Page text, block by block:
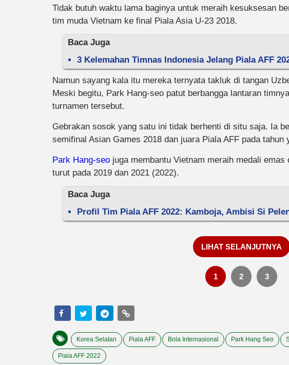
Tidak butuh waktu lama baginya untuk meraih kesuksesan
tim muda Vietnam ke final Piala Asia U-23 2018.
Baca Juga
3 Kelemahan Timnas Indonesia Jelang Piala AFF
Namun sayang kala itu mereka ternyata takluk di tangan
Meski begitu, Park Hang-seo patut berbangga lantaran
turnamen tersebut.
Gebrakan sosok yang satu ini tidak berhenti di situ saja. Ia
semifinal Asian Games 2018 dan juara Piala AFF pada tahun
Park Hang-seo juga membantu Vietnam meraih medali
turut pada 2019 dan 2021 (2022).
Baca Juga
Profil Tim Piala AFF 2022: Kamboja, Ambisi Si
LIHAT SELANJUTNYA
1 2 3
Korea Selatan Piala AFF Bola Internasional Park Hang Seo
Piala AFF 2022